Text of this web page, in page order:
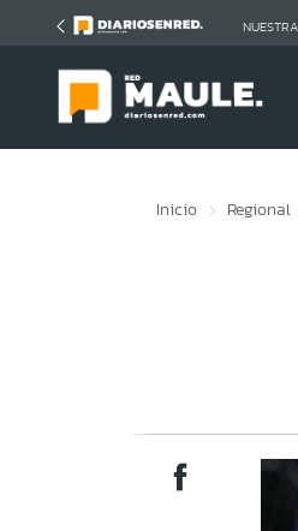
Inicio Regional